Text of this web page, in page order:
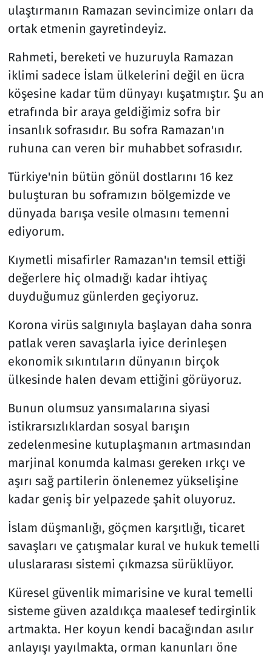
ulaştırmanın Ramazan sevincimize onları da
ortak etmenin gayretindeyiz.
Rahmeti, bereketi ve huzuruyla Ramazan
iklimi sadece İslam ülkelerini değil en ücra
köşesine kadar tüm dünyayı kuşatmıştır. Şu an
etrafında bir araya geldiğimiz sofra bir
insanlık sofrasıdır. Bu sofra Ramazan'ın
ruhuna can veren bir muhabbet sofrasıdır.
Türkiye'nin bütün gönül dostlarını 16 kez
buluşturan bu soframızın bölgemizde ve
dünyada barışa vesile olmasını temenni
ediyorum.
Kıymetli misafirler Ramazan'ın temsil ettiği
değerlere hiç olmadığı kadar ihtiyaç
duyduğumuz günlerden geçiyoruz.
Korona virüs salgınıyla başlayan daha sonra
patlak veren savaşlarla iyice derinleşen
ekonomik sıkıntıların dünyanın birçok
ülkesinde halen devam ettiğini görüyoruz.
Bunun olumsuz yansımalarına siyasi
istikrarsızlıklardan sosyal barışın
zedelenmesine kutuplaşmanın artmasından
marjinal konumda kalması gereken ırkçı ve
aşırı sağ partilerin önlenemez yükselişine
kadar geniş bir yelpazede şahit oluyoruz.
İslam düşmanlığı, göçmen karşıtlığı, ticaret
savaşları ve çatışmalar kural ve hukuk temelli
uluslararası sistemi çıkmazsa sürüklüyor.
Küresel güvenlik mimarisine ve kural temelli
sisteme güven azaldıkça maalesef tedirginlik
artmakta. Her koyun kendi bacağından asılır
anlayışı yayılmakta, orman kanunları öne